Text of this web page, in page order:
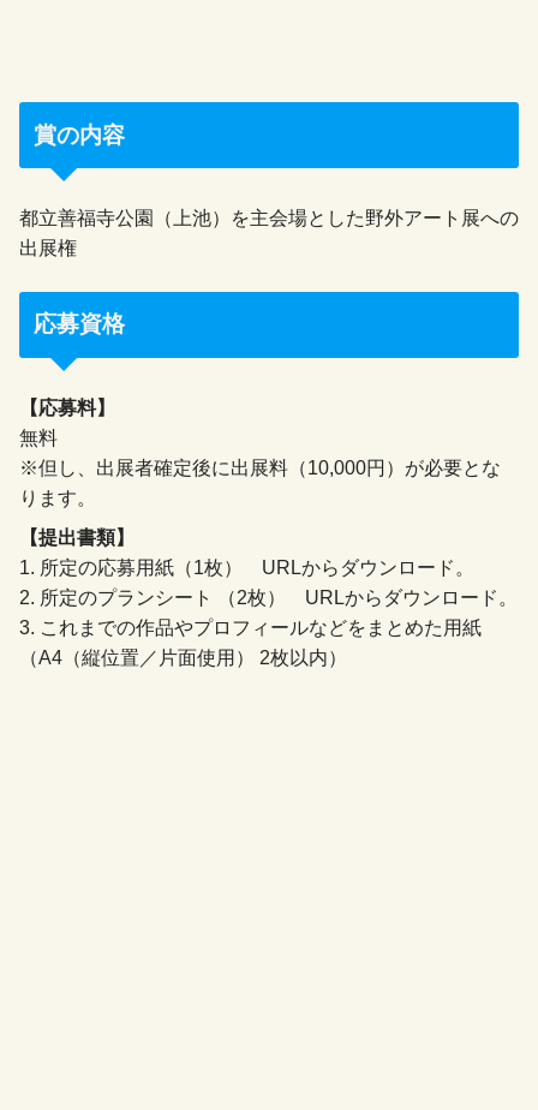
賞の内容
都立善福寺公園（上池）を主会場とした野外アート展への
出展権
応募資格
【応募料】
無料
※但し、出展者確定後に出展料（10,000円）が必要とな
ります。
【提出書類】
1. 所定の応募用紙（1枚） URLからダウンロード。
2. 所定のプランシート （2枚） URLからダウンロード。
3. これまでの作品やプロフィールなどをまとめた用紙
（A4（縦位置／片面使用） 2枚以内）